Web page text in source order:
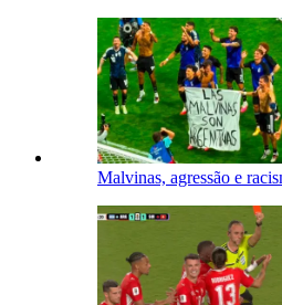
Malvinas, agressão e